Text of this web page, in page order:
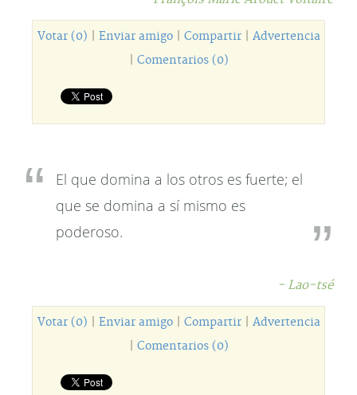
Votar (0) Enviar amigo| Compartir| Advertencia
Comentarios (0)
El que domina a los otros es fuerte; el
que se domina a sí mismo es
poderoso.
- Lao-tsé
Votar (0) Enviar amigo| Compartir| Advertencia
Comentarios (0)